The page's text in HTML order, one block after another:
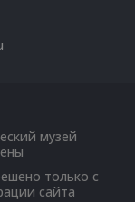
музей
только с
сайта